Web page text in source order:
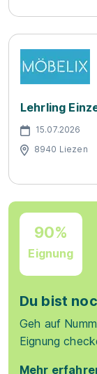
Lehrling
15.07.2026
8940 Liezen
90%
Eignung
Du bist
Geh auf
Eignung
Mehr